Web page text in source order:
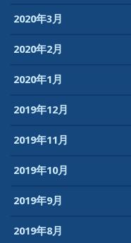
2020年3月
2020年2月
2020年1月
2019年12月
2019年11月
2019年10月
2019年9月
2019年8月